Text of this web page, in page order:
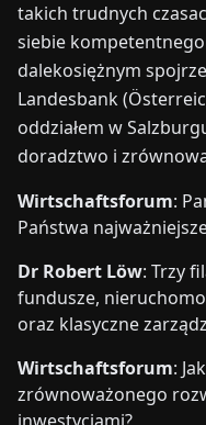
SKONTAKTUJ
SIĘ
Z
NAMI
takich trudnych
siebie
dalekosiężnym
Landesbank
oddziałem w
doradztwo i
Wirtschaftsforum:
Państwa
Dr Robert Löw: Trzy
fundusze,
oraz klasyczne
Wirtschaftsforum:
zrównoważonego